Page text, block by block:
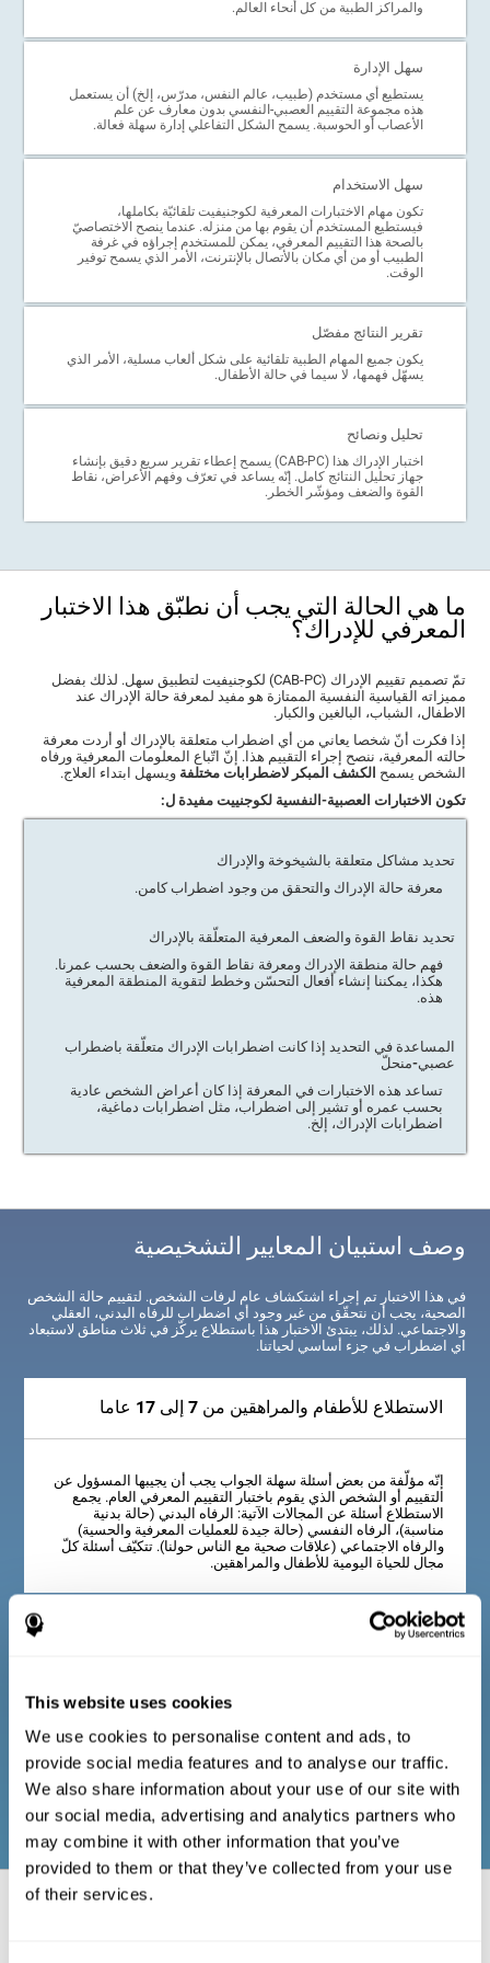
This website uses cookies
We use cookies to personalise content and ads, to
provide social media features and to analyse our traffic.
We also share information about your use of our site with
our social media, advertising and analytics partners who
may combine it with other information that you’ve
provided to them or that they’ve collected from your use
of their services.
والمراكز الطبية من كل أنحاء العالم.
سهل الإدارة
يستطيع أي مستخدم (طبيب، عالم النفس، مدرّس، إلخ) أن يستعمل
هذه مجموعة التقييم العصبي-النفسي بدون معارف عن علم
الأعصاب أو الحوسبة. يسمح الشكل التفاعلي إدارة سهلة فعالة.
سهل الاستخدام
تكون مهام الاختبارات المعرفية لكوجنيفيت تلقائيّة بكاملها،
فيستطيع المستخدم أن يقوم بها من منزله. عندما ينصح الاختصاصيّ
بالصحة هذا التقييم المعرفي، يمكن للمستخدم إجراؤه في غرفة
الطبيب أو من أي مكان بالأتصال بالإنترنت، الأمر الذي يسمح توفير
الوقت.
تقرير النتائج مفصّل
يكون جميع المهام الطبية تلقائية على شكل ألعاب مسلية، الأمر الذي
يسهّل فهمها، لا سيما في حالة الأطفال.
تحليل ونصائح
اختبار الإدراك هذا (CAB-PC) يسمح إعطاء تقرير سريع دقيق بإنشاء
جهاز تحليل النتائج كامل. إنّه يساعد في تعرّف وفهم الأعراض، نقاط
القوة والضعف ومؤشّر الخطر.
ما هي الحالة التي يجب أن نطبّق هذا الاختبار
المعرفي للإدراك؟
تمّ تصميم تقييم الإدراك (CAB-PC) لكوجنيفيت لتطبيق سهل. لذلك بفضل
مميزاته القياسية النفسية الممتازة هو مفيد لمعرفة حالة الإدراك عند
الاطفال، الشباب، البالغين والكبار.
إذا فكرت أنّ شخصا يعاني من أي اضطراب متعلقة بالإدراك أو أردت معرفة
حالته المعرفية، ننصح إجراء التقييم هذا. إنّ اتّباع المعلومات المعرفية ورفاه
الشخص يسمح الكشف المبكر لاضطرابات مختلفة ويسهل ابتداء العلاج.
تكون الاختبارات العصبية-النفسية لكوجنييت مفيدة ل:
تحديد مشاكل متعلقة بالشيخوخة والإدراك
معرفة حالة الإدراك والتحقق من وجود اضطراب كامن.
تحديد نقاط القوة والضعف المعرفية المتعلّقة بالإدراك
فهم حالة منطقة الإدراك ومعرفة نقاط القوة والضعف بحسب عمرنا.
هكذا، يمكننا إنشاء أفعال التحسّن وخطط لتقوية المنطقة المعرفية
هذه.
المساعدة في التحديد إذا كانت اضطرابات الإدراك متعلّقة باضطراب
عصبي-منحلّ
تساعد هذه الاختبارات في المعرفة إذا كان أعراض الشخص عادية
بحسب عمره أو تشير إلى اضطراب، مثل اضطرابات دماغية،
اضطرابات الإدراك، إلخ.
وصف استبيان المعايير التشخيصية
في هذا الاختبار تم إجراء اشتكشاف عام لرفات الشخص. لتقييم حالة الشخص
الصحية، يجب أن نتحقّق من غير وجود أي اضطراب للرفاه البدني، العقلي
والاجتماعي. لذلك، يبتدئ الاختبار هذا باستطلاع يركّز في ثلاث مناطق لاستبعاد
اي اضطراب في جزء أساسي لحياتنا.
الاستطلاع للأطفام والمراهقين من 7 إلى 17 عاما
إنّه مؤلّفة من بعض أسئلة سهلة الجواب يجب أن يجيبها المسؤول عن
التقييم أو الشخص الذي يقوم باختبار التقييم المعرفي العام. يجمع
الاستطلاع أسئلة عن المجالات الآتية: الرفاه البدني (حالة بدنية
مناسبة)، الرفاه النفسي (حالة جيدة للعمليات المعرفية والحسية)
والرفاه الاجتماعي (علاقات صحية مع الناس حولنا). تتكيّف أسئلة كلّ
مجال للحياة اليومية للأطفال والمراهقين.
التقييم أو الشخص الذي يقوم باختيار التقييم المعرفي العام. يجمع
الاستطلاع أسئلة عن الرفاه البدين أو العلاقات الاجتماعية. تتكيّف
الأسئلة لأنشطة البالغين والكبار.
الجوانب العصبية-النفسية المقيمة: القدرات